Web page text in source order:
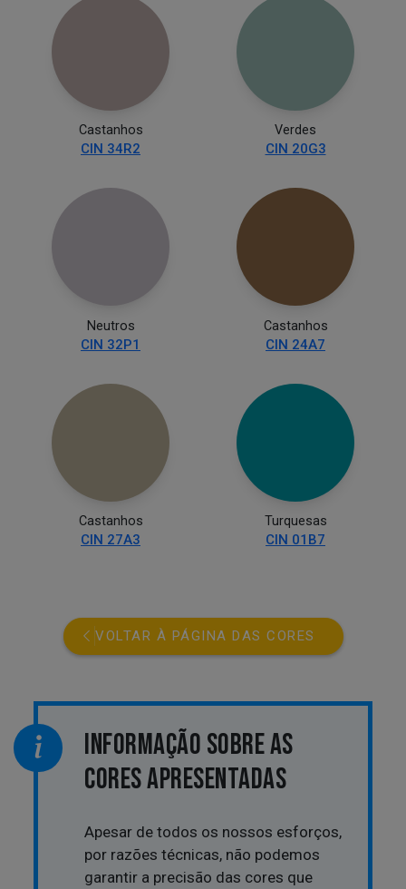
Castanhos
CIN 34R2
Verdes
CIN 20G3
Neutros
CIN 32P1
Castanhos
CIN 24A7
Castanhos
CIN 27A3
Turquesas
CIN 01B7
VOLTAR À PÁGINA DAS CORES
INFORMAÇÃO SOBRE AS
CORES APRESENTADAS
Apesar de todos os nossos esforços,
por razões técnicas, não podemos
garantir a precisão das cores que